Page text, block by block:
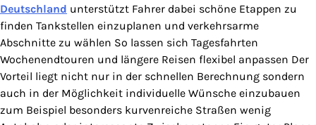
Deutschland unterstützt Fahrer dabei schöne Etappen zu
finden Tankstellen einzuplanen und verkehrsarme
Abschnitte zu wählen So lassen sich Tagesfahrten
Wochenendtouren und längere Reisen flexibel anpassen Der
Vorteil liegt nicht nur in der schnellen Berechnung sondern
auch in der Möglichkeit individuelle Wünsche einzubauen
zum Beispiel besonders kurvenreiche Straßen wenig